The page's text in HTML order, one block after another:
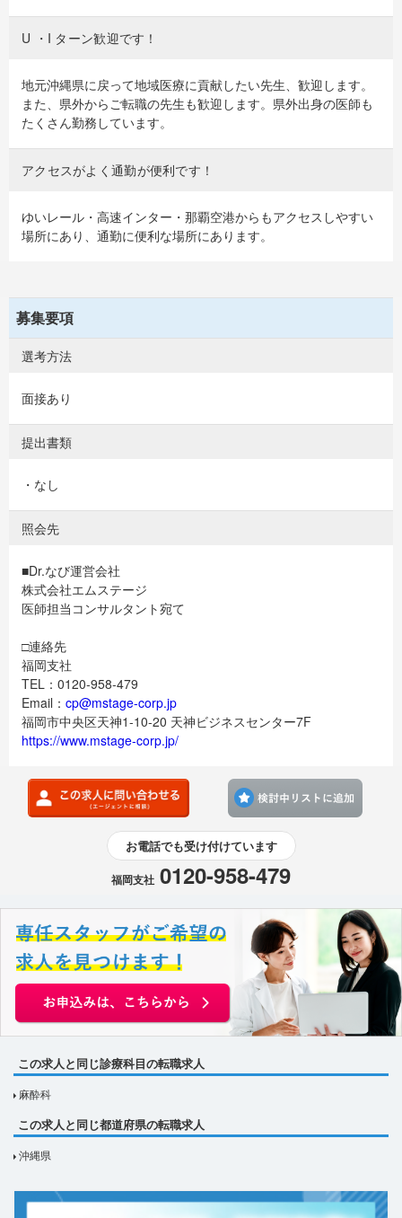
U ・I ターン歓迎です！
地元沖縄県に戻って地域医療に貢献したい先生、歓迎します。
また、県外からご転職の先生も歓迎します。県外出身の医師も
たくさん勤務しています。
アクセスがよく通勤が便利です！
ゆいレール・高速インター・那覇空港からもアクセスしやすい
場所にあり、通勤に便利な場所にあります。
募集要項
選考方法
面接あり
提出書類
・なし
照会先
■Dr.なび運営会社
株式会社エムステージ
医師担当コンサルタント宛て
□連絡先
福岡支社
TEL：0120-958-479
Email： cp@mstage-corp.jp
福岡市中央区天神1-10-20 天神ビジネスセンター7F
https://www.mstage-corp.jp/
お電話でも受け付けています
福岡支社 0120-958-479
この求人と同じ診療科目の転職求人
麻酔科
この求人と同じ都道府県の転職求人
沖縄県